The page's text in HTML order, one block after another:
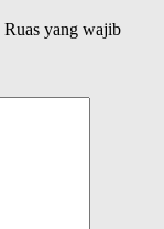
Ruas yang wajib